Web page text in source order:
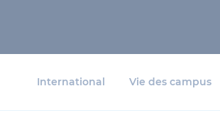
International Vie des campus